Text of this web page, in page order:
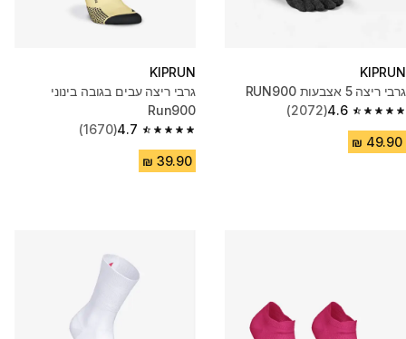
KIPRUN
גרבי ריצה 5 אצבעות RUN900
4.6
4.6 out of 5 stars from 2072 reviews
(2072)
KIPRUN
גרבי ריצה עבים בגובה בינוני
Run900
4.7
4.7 out of 5 stars from 1670 reviews
(1670)